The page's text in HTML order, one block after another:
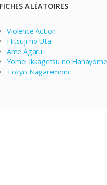
FICHES ALÉATOIRES
Violence Action
Hitsuji no Uta
Ame Agaru
Yomei Ikkagetsu no Hanayome
Tokyo Nagaremono